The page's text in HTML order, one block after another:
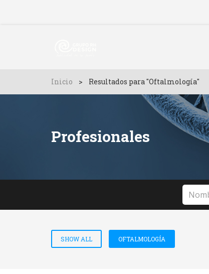
Inicio > Resultados para "Oftalmología"
Profesionales
SHOW ALL OFTALMOLOGÍA